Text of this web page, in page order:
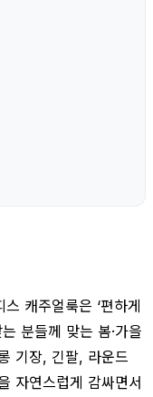
캐주얼룩은 ‘편하게
분들께 맞는 봄·가을
기장, 긴팔, 라운드
자연스럽게 감싸면서